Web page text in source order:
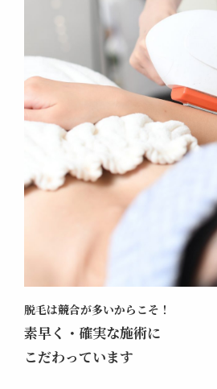
脱毛は競合が多いからこそ！
素早く・確実な施術に
こだわっています